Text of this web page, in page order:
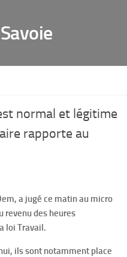
normal et légitime
rapporte au
a jugé ce matin au micro
revenu des heures
loi Travail.
ils sont notamment place